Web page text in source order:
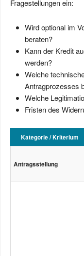
Fragestellungen ein:
Wird optional im
beraten?
Kann der Kredit
werden?
Welche
Antragprozesses
Welche
Fristen des
Kategorie / Kriterium
Antrags­stellung